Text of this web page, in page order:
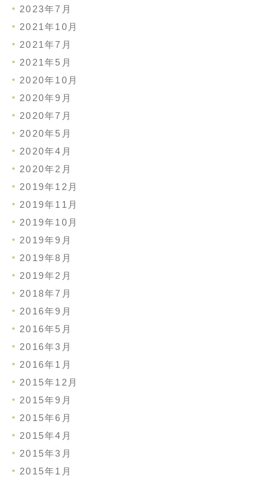
2023年7月
2021年10月
2021年7月
2021年5月
2020年10月
2020年9月
2020年7月
2020年5月
2020年4月
2020年2月
2019年12月
2019年11月
2019年10月
2019年9月
2019年8月
2019年2月
2018年7月
2016年9月
2016年5月
2016年3月
2016年1月
2015年12月
2015年9月
2015年6月
2015年4月
2015年3月
2015年1月